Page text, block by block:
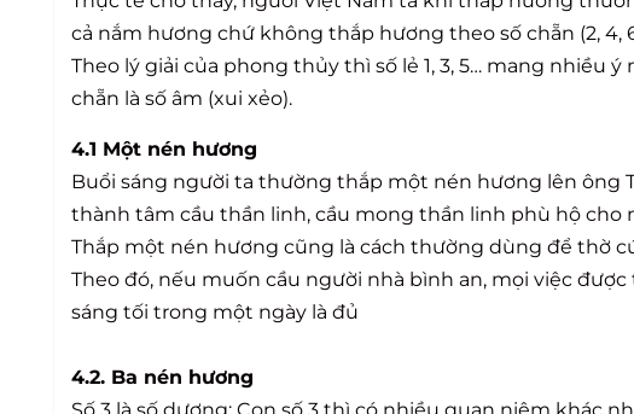
cả nắm hương chứ không thắp hương theo số chẵn (2, 4,
Theo lý giải của phong thủy thì số lẻ 1, 3, 5… mang nhiều
chẵn là số âm (xui xẻo).
4.1 Một nén hương
Buổi sáng người ta thường thắp một nén hương lên ông
thành tâm cầu thần linh, cầu mong thần linh phù hộ cho
Thắp một nén hương cũng là cách thường dùng để thờ
Theo đó, nếu muốn cầu người nhà bình an, mọi việc
sáng tối trong một ngày là đủ
4.2. Ba nén hương